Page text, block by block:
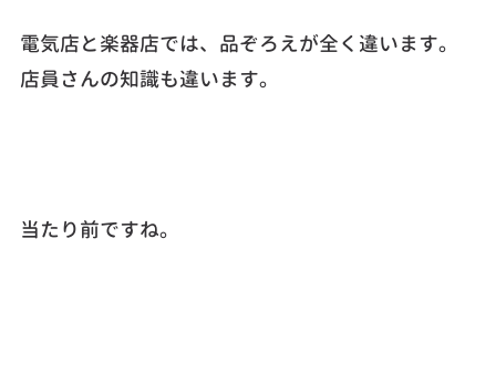
電気店と楽器店では、品ぞろえが全く違います。
店員さんの知識も違います。
当たり前ですね。